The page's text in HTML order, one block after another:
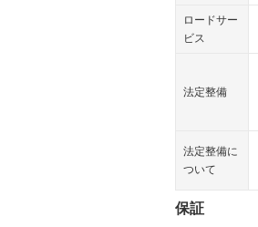
ロードサー
ビス
法定整備
法定整備に
ついて
保証